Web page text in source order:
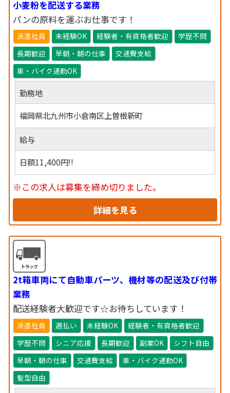
小麦粉を配送する業務
パンの原料を運ぶお仕事です！
派遣社員 未経験OK 経験者・有資格者歓迎
学歴不問
長期歓迎
早朝・朝の仕事
交通費支給
車・バイク通勤OK
勤務地
福岡県北九州市小倉南区上曽根新町
給与
日額11,400円!!
※この求人は募集を締め切りました。
詳細を見る
2t箱車両にて自動車パーツ、機材等の配送及び付帯
業務
配送経験者大歓迎です☆お待ちしています！
派遣社員 週払い 未経験OK
経験者・有資格者歓迎
学歴不問
シニア応援 長期歓迎 副業OK
シフト自由
早朝・朝の仕事
交通費支給
車・バイク通勤OK
髪型自由